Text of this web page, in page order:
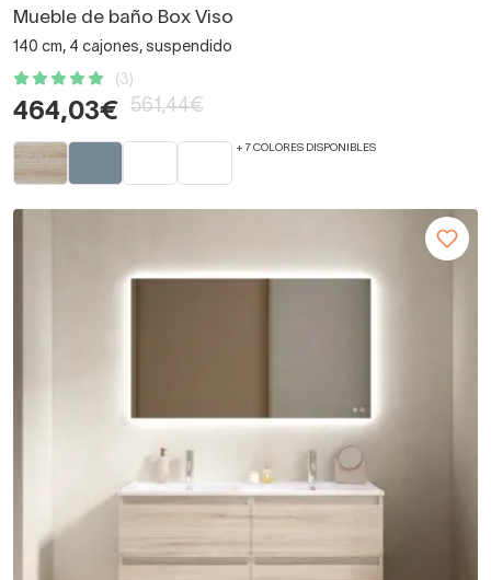
Mueble de baño Box Viso
140 cm, 4 cajones, suspendido
(3)
464,03€ 561,44€
+ 7 COLORES DISPONIBLES